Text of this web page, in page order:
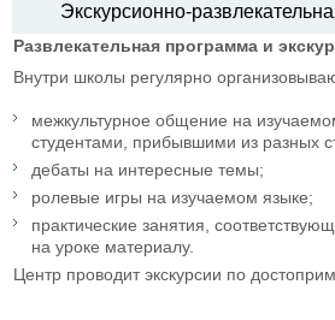
Экскурсионно-
Развлекательная программа и
Внутри школы регулярно
межкультурное общение на
студентами, прибывшими из разных
дебаты на интересные темы;
ролевые игры на изучаемом языке;
практические занятия,
на уроке материалу.
Центр проводит экскурсии по